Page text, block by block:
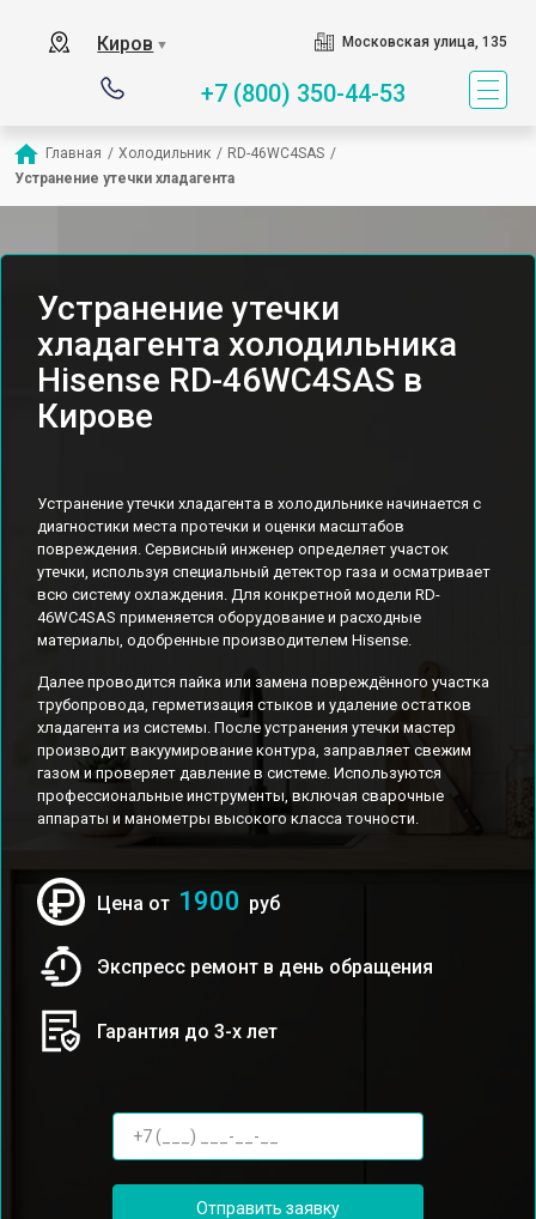
Киров ▼ Московская улица, 135
+7 (800) 350-44-53
Главная / Холодильник / RD-46WC4SAS /
Устранение утечки хладагента
Устранение утечки
хладагента холодильника
Hisense RD-46WC4SAS в
Кирове
Устранение утечки хладагента в холодильнике начинается с
диагностики места протечки и оценки масштабов
повреждения. Сервисный инженер определяет участок
утечки, используя специальный детектор газа и осматривает
всю систему охлаждения. Для конкретной модели RD-
46WC4SAS применяется оборудование и расходные
материалы, одобренные производителем Hisense.
Далее проводится пайка или замена повреждённого участка
трубопровода, герметизация стыков и удаление остатков
хладагента из системы. После устранения утечки мастер
производит вакуумирование контура, заправляет свежим
газом и проверяет давление в системе. Используются
профессиональные инструменты, включая сварочные
аппараты и манометры высокого класса точности.
Цена от 1900 руб
Экспресс ремонт в день обращения
Гарантия до 3-х лет
Отправить заявку